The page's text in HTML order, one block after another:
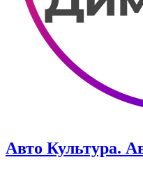
Авто Культура.